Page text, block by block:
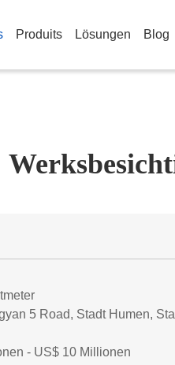
Produits Lösungen Blog
5 Road, Stadt Humen,
- US$ 10 Millionen